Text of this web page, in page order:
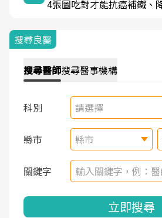
4張圖吃對才能抗癌補鐵、
搜尋良醫
搜尋醫師搜尋醫事機構
科別 請選擇
縣市 縣市
關鍵字
立即搜尋